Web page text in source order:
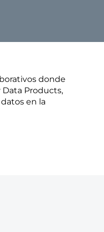
donde
Data Products,
en la